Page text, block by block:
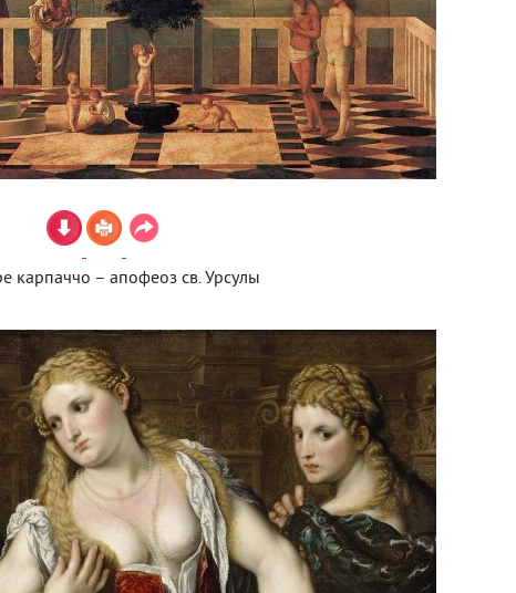
карпаччо – апофеоз св. Урсулы